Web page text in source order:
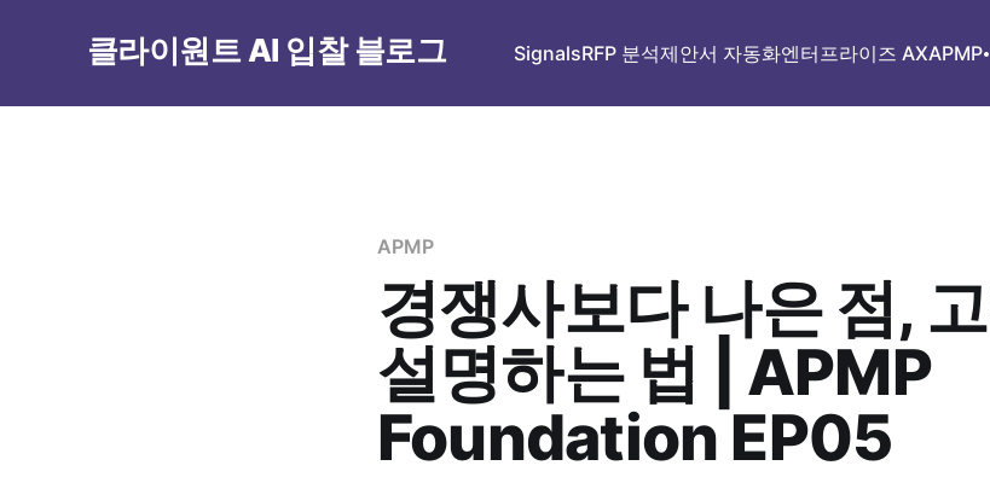
클라이원트 AI 입찰 블로그 SignalsRFP 분석제안서 자동화엔터프라이즈 AXAPMP
APMP
경쟁사보다 나은 점,
설명하는 법 | APMP
Foundation EP05